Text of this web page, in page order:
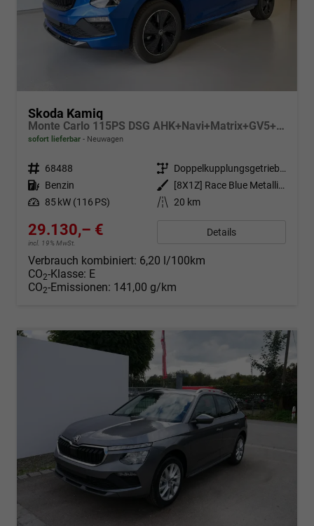
Skoda Kamiq
Monte Carlo 115PS DSG AHK+Navi+Matrix+GV5+Pano+Kessy+Kamera+Alu17+Sitzheiz
sofort lieferbar Neuwagen
Fahrzeugnr. 68488 Getriebe
Doppelkupplungsgetriebe (DSG)
Kraftstoff Benzin Außenfarbe
[8X1Z] Race Blue Metallic / Dach Schwarz
Leistung 85 kW (116 PS) Kilometerstand 20 km
29.130,– €
incl. 19% MwSt.
Details
Verbrauch kombiniert: 6,20 l/100km
CO2-Klasse: E
CO2-Emissionen: 141,00 g/km